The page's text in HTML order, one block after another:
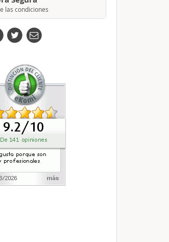
las condiciones